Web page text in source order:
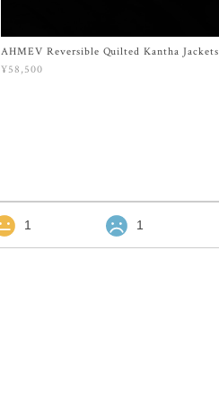
AHMEV Reversible Quilted Kantha Jackets
¥58,500
1 1